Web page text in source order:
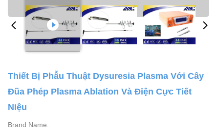
Thiết Bị Phẫu Thuật Dysuresia Plasma Với Cây
Đũa Phép Plasma Ablation Và Điện Cực Tiết
Niệu
Brand Name: